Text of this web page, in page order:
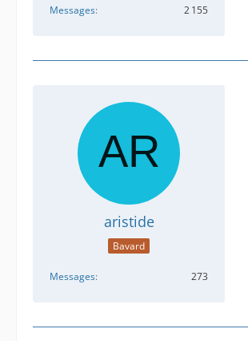
Messages
2 155
aristide
Bavard
Messages 273